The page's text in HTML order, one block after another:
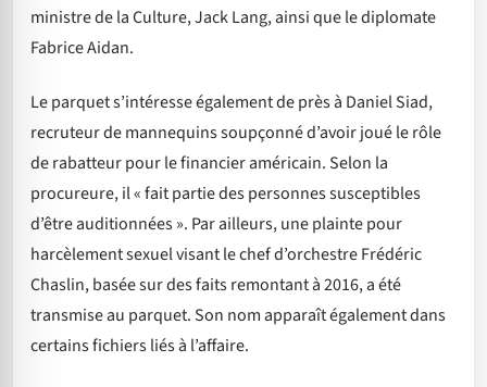
ministre de la Culture, Jack Lang, ainsi que le diplomate
Fabrice Aidan.
Le parquet s’intéresse également de près à Daniel Siad,
recruteur de mannequins soupçonné d’avoir joué le rôle
de rabatteur pour le financier américain. Selon la
procureure, il « fait partie des personnes susceptibles
d’être auditionnées ». Par ailleurs, une plainte pour
harcèlement sexuel visant le chef d’orchestre Frédéric
Chaslin, basée sur des faits remontant à 2016, a été
transmise au parquet. Son nom apparaît également dans
certains fichiers liés à l’affaire.